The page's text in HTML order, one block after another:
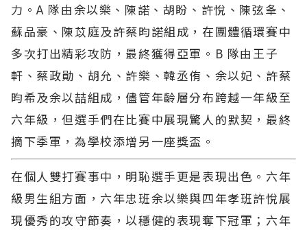
力。A 隊由余以樂、陳諾、胡盼、許悅、陳弦夆、
蘇品豪、陳苡庭及許蔡昀諾組成，在團體循環賽中
多次打出精彩攻防，最終獲得亞軍。B 隊由王子
軒、蔡政勛、胡允、許樂、韓丞侑、余以妃、許蔡
昀希及余以喆組成，儘管年齡層分布跨越一年級至
六年級，但選手們在比賽中展現驚人的默契，最終
摘下季軍，為學校添增另一座獎盃。
在個人雙打賽事中，明恥選手更是表現出色。六年
級男生組方面，六年忠班余以樂與四年孝班許悅展
現優秀的攻守節奏，以穩健的表現奪下冠軍；六年